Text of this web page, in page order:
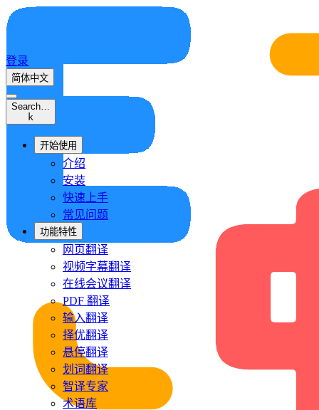
登录
简体中文
Search…
k
开始使用
介绍
安装
快速上手
常见问题
功能特性
网页翻译
视频字幕翻译
在线会议翻译
PDF 翻译
输入翻译
择优翻译
悬停翻译
划词翻译
智译专家
术语库